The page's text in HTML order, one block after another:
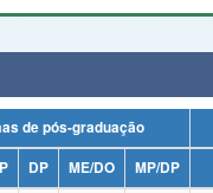
Planalto
Total de Programas de pós-graduação
DP ME/DO MP/DP